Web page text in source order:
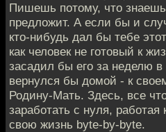
Пишешь потому, что
предложит. А если бы и
кто-нибудь дал бы тебе
как человек не готовый к
засадил бы его за неделю
вернулся бы домой - к
Родину-Мать. Здесь, все
заработать с нуля,
свою жизнь byte-by-byte.